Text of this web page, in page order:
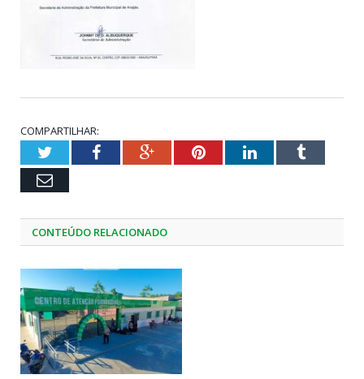
COMPARTILHAR:
TwitterFacebookGoogle+PinterestLinkedInTumblr
Email
CONTEÚDO RELACIONADO